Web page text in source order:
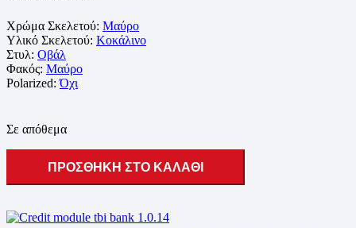
Χρώμα Σκελετού: Μαύρο
Υλικό Σκελετού: Κοκάλινο
Στυλ: Οβάλ
Φακός: Μαύρο
Polarized:Όχι
Σε απόθεμα
ΠΡΟΣΘΗΚΗ ΣΤΟ ΚΑΛΑΘΙ